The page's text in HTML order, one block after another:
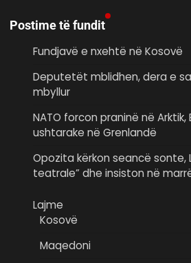
Postime të fundit
Fundjavë e nxehtë në Kosovë
Deputetët mblidhen, dera e
mbyllur
NATO forcon praninë në
ushtarake në Grenlandë
Opozita kërkon seancë sonte,
teatrale” dhe insiston në
Lajme
Kosovë
Maqedoni